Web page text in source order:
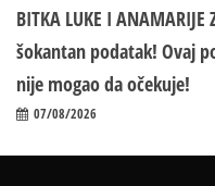
BITKA LUKE I
šokantan podatak! Ovaj
nije mogao da očekuje!
07/08/2026